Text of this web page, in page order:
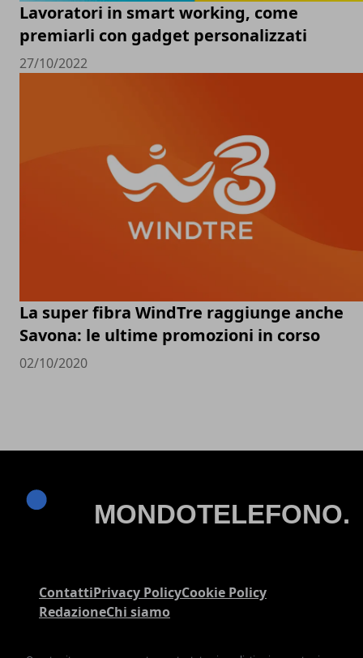
Lavoratori in smart working, come
premiarli con gadget personalizzati
27/10/2022
La super fibra WindTre raggiunge anche
Savona: le ultime promozioni in corso
02/10/2020
ContattiPrivacy PolicyCookie Policy
RedazioneChi siamo